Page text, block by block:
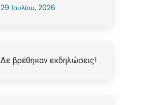
29 Ιουλίου, 2026
Δε βρέθηκαν εκδηλώσεις!